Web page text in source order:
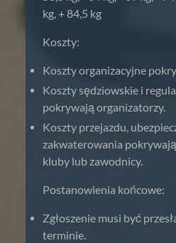
kg, + 84,5 kg
Koszty:
Koszty organizacyjne
Koszty sędziowskie i
pokrywają organizatorzy.
Koszty przejazdu,
zakwaterowania
kluby lub zawodnicy.
Postanowienia końcowe:
Zgłoszenie musi być
terminie.